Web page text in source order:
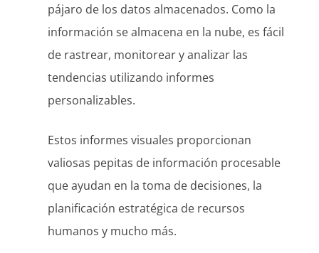
pájaro de los datos almacenados. Como la
información se almacena en la nube, es fácil
de rastrear, monitorear y analizar las
tendencias utilizando informes
personalizables.
Estos informes visuales proporcionan
valiosas pepitas de información procesable
que ayudan en la toma de decisiones, la
planificación estratégica de recursos
humanos y mucho más.